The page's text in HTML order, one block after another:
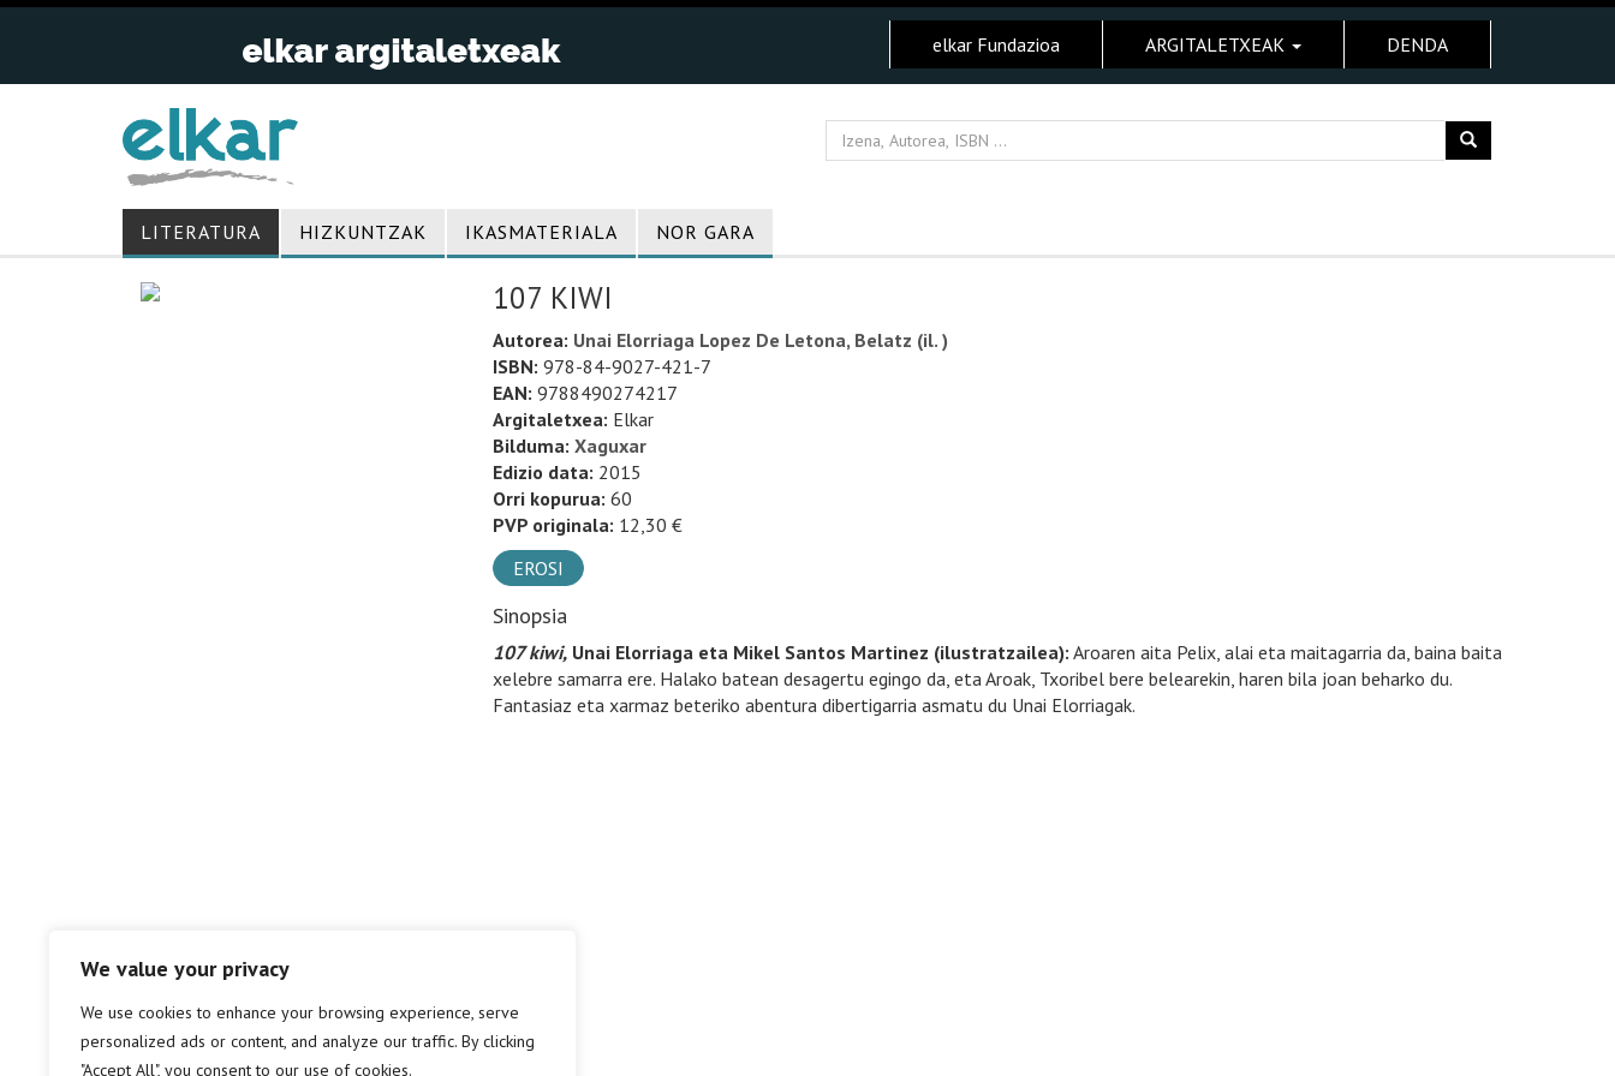
We value your privacy
We use cookies to enhance your browsing experience, serve
personalized ads or content, and analyze our traffic. By clicking
"Accept All", you consent to our use of cookies.
elkar Fundazioa ARGITALETXEAK DENDA
LITERATURA HIZKUNTZAK IKASMATERIALA NOR GARA
107 KIWI
Autorea: Unai Elorriaga Lopez De Letona, Belatz (il. )
ISBN: 978-84-9027-421-7
EAN: 9788490274217
Argitaletxea: Elkar
Bilduma: Xaguxar
Edizio data: 2015
Orri kopurua: 60
PVP originala: 12,30 €
EROSI
Sinopsia
107 kiwi,Unai Elorriaga eta Mikel Santos Martinez (ilustratzailea): Aroaren aita Pelix, alai eta maitagarria da, baina baita
xelebre samarra ere. Halako batean desagertu egingo da, eta Aroak, Txoribel bere belearekin, haren bila joan beharko du.
Fantasiaz eta xarmaz beteriko abentura dibertigarria asmatu du Unai Elorriagak.